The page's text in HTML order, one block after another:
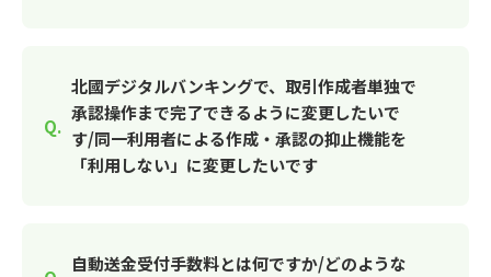
北國デジタルバンキングで、取引作成者単独で
承認操作まで完了できるように変更したいで
す/同一利用者による作成・承認の抑止機能を
「利用しない」に変更したいです
自動送金受付手数料とは何ですか/どのような